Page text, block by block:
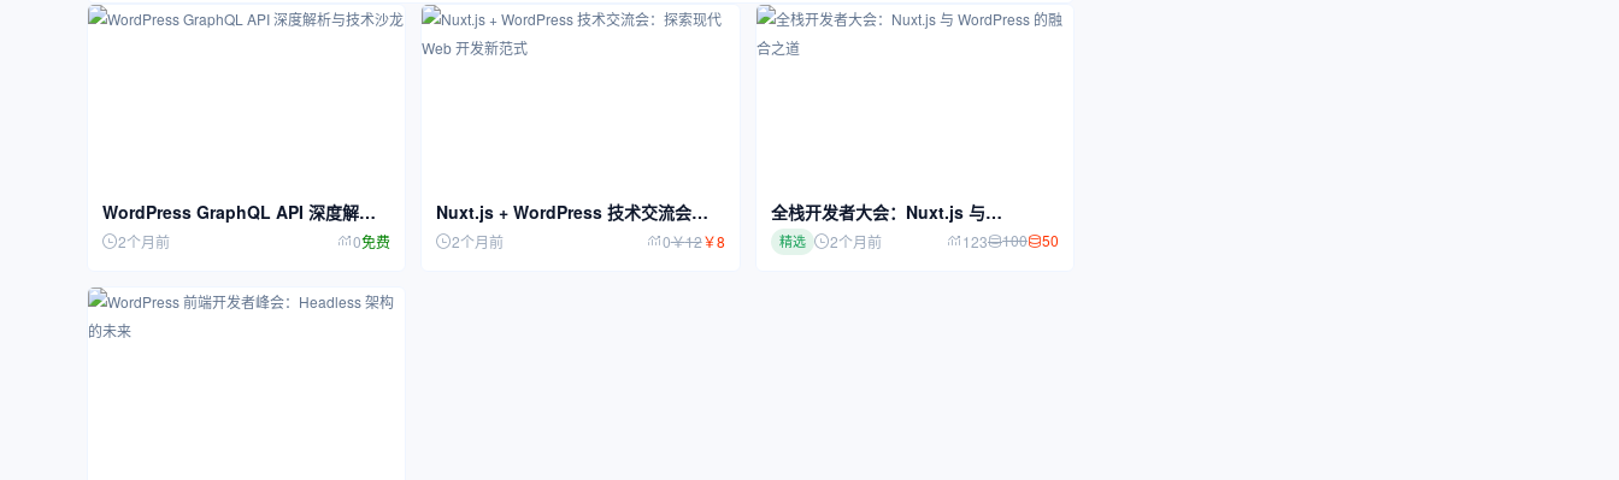
WordPress GraphQL API 深度解析
与技术沙龙
2个月前 0免费
Nuxt.js + WordPress 技术交流会：
探索现代 Web 开发新范式
2个月前 0￥12￥8
全栈开发者大会：Nuxt.js 与
WordPress 的融合之道
精选 2个月前 123 100 50